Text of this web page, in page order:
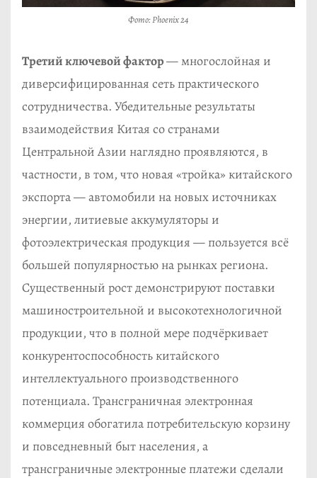
Фото: Phoenix 24
Третий ключевой фактор— многослойная и
диверсифицированная сеть практического
сотрудничества. Убедительные результаты
взаимодействия Китая со странами
Центральной Азии наглядно проявляются, в
частности, в том, что новая «тройка» китайского
экспорта — автомобили на новых источниках
энергии, литиевые аккумуляторы и
фотоэлектрическая продукция — пользуется всё
большей популярностью на рынках региона.
Существенный рост демонстрируют поставки
машиностроительной и высокотехнологичной
продукции, что в полной мере подчёркивает
конкурентоспособность китайского
интеллектуального производственного
потенциала. Трансграничная электронная
коммерция обогатила потребительскую корзину
и повседневный быт населения, а
трансграничные электронные платежи сделали